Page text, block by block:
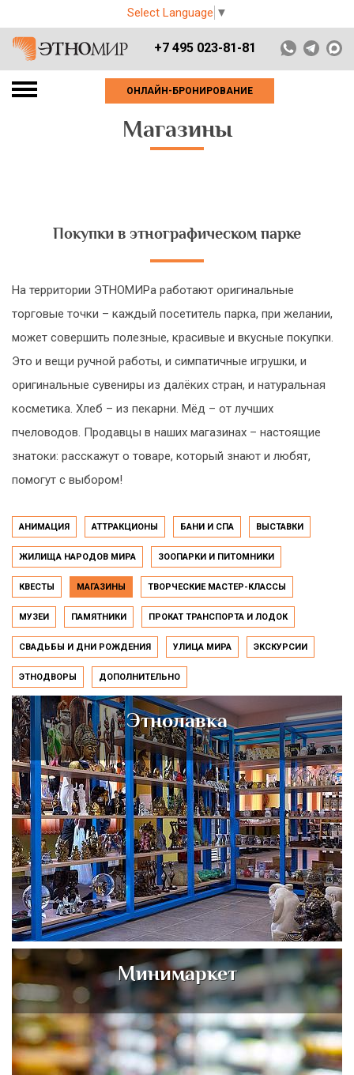
Select Language ▼
+7 495 023-81-81
ОНЛАЙН-БРОНИРОВАНИЕ
Магазины
Покупки в этнографическом парке
На территории ЭТНОМИРа работают оригинальные
торговые точки – каждый посетитель парка, при желании,
может совершить полезные, красивые и вкусные покупки.
Это и вещи ручной работы, и симпатичные игрушки, и
оригинальные сувениры из далёких стран, и натуральная
косметика. Хлеб – из пекарни. Мёд – от лучших
пчеловодов. Продавцы в наших магазинах – настоящие
знатоки: расскажут о товаре, который знают и любят,
помогут с выбором!
АНИМАЦИЯ АТТРАКЦИОНЫ БАНИ И СПА ВЫСТАВКИ
ЖИЛИЩА НАРОДОВ МИРА ЗООПАРКИ И ПИТОМНИКИ
КВЕСТЫ МАГАЗИНЫ ТВОРЧЕСКИЕ МАСТЕР-КЛАССЫ
МУЗЕИ ПАМЯТНИКИ ПРОКАТ ТРАНСПОРТА И ЛОДОК
СВАДЬБЫ И ДНИ РОЖДЕНИЯ УЛИЦА МИРА ЭКСКУРСИИ
ЭТНОДВОРЫ ДОПОЛНИТЕЛЬНО
Этнолавка
Минимаркет